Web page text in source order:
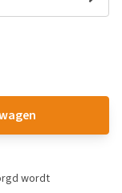
wordt